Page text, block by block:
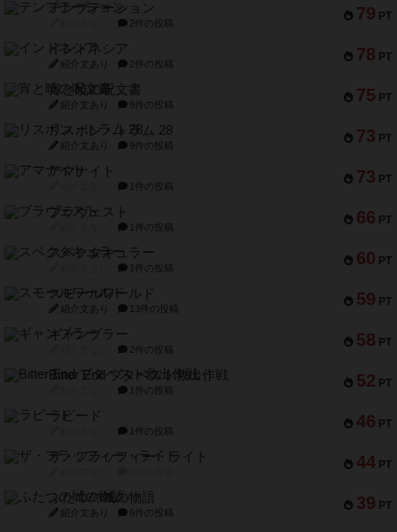
79 PT
テンプテーション
2件の投稿
78 PT
インドネシア
紹介文あり 2件の投稿
75 PT
宵と暁の呪文書
紹介文あり 8件の投稿
73 PT
リスボン・トラム 28
紹介文あり 9件の投稿
73 PT
アマナイト
1件の投稿
66 PT
ブラヴェスト
1件の投稿
60 PT
スペクタキュラー
1件の投稿
59 PT
スモールワールド
紹介文あり 13件の投稿
58 PT
ギャンブラー
2件の投稿
52 PT
Bitter End ブタペスト救出作戦
1件の投稿
46 PT
ラピード
1件の投稿
44 PT
ザ・フラッフィー・ライト
39 PT
ふたつの城の物語
紹介文あり 6件の投稿